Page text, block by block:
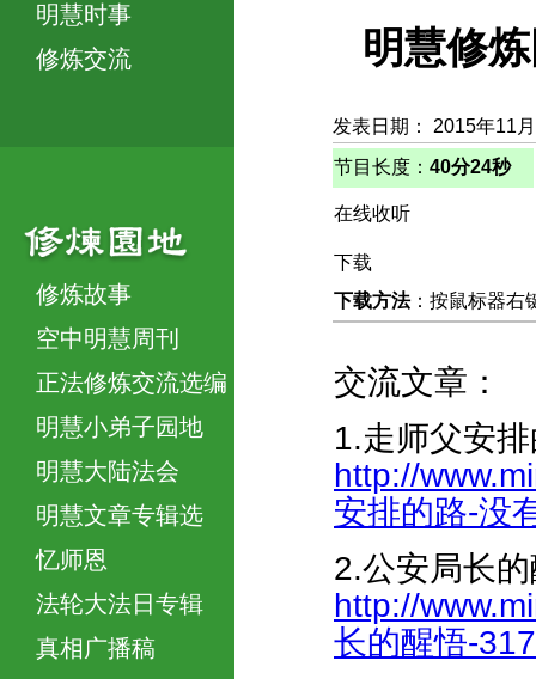
明慧时事
修炼交流
修炼故事
空中明慧周刊
正法修炼交流选编
明慧小弟子园地
明慧大陆法会
明慧文章专辑选
忆师恩
法轮大法日专辑
真相广播稿
明慧修
发表日期： 2015年11
节目长度： 40分24秒
在线收听
下载
下载方法：按鼠标器右
交流文章：
1.走师父安
http://
安排的路-没
2.公安局长
http://
长的醒悟-